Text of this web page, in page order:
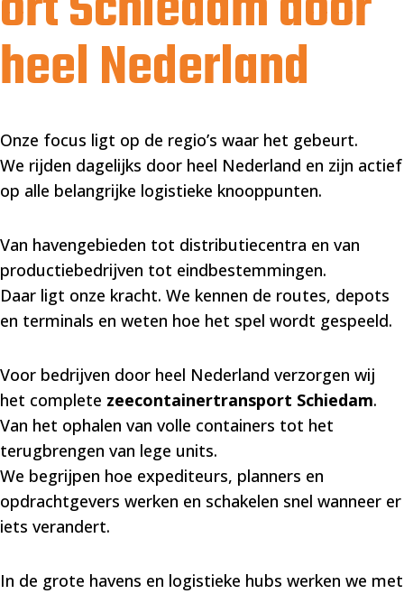
heel Nederland
Onze focus ligt op de regio’s waar het gebeurt.
We rijden dagelijks door heel Nederland en zijn actief
op alle belangrijke logistieke knooppunten.
Van havengebieden tot distributiecentra en van
productiebedrijven tot eindbestemmingen.
Daar ligt onze kracht. We kennen de routes, depots
en terminals en weten hoe het spel wordt gespeeld.
Voor bedrijven door heel Nederland verzorgen wij
het complete zeecontainertransport Schiedam.
Van het ophalen van volle containers tot het
terugbrengen van lege units.
We begrijpen hoe expediteurs, planners en
opdrachtgevers werken en schakelen snel wanneer er
iets verandert.
In de grote havens en logistieke hubs werken we met